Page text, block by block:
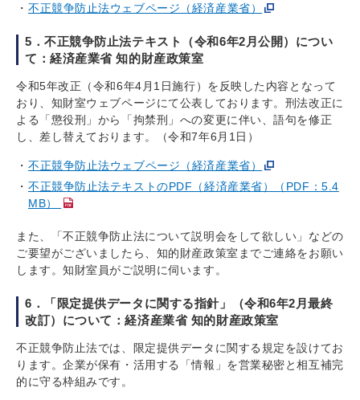
不正競争防止法ウェブページ（経済産業省）
5．不正競争防止法テキスト（令和6年2月公開）につい
て：経済産業省 知的財産政策室
令和5年改正（令和6年4月1日施行）を反映した内容となって
おり、知財室ウェブページにて公表しております。刑法改正に
よる「懲役刑」から「拘禁刑」への変更に伴い、語句を修正
し、差し替えております。（令和7年6月1日）
不正競争防止法ウェブページ（経済産業省）
不正競争防止法テキストのPDF（経済産業省）（PDF：5.4
MB）
また、「不正競争防止法について説明会をして欲しい」などの
ご要望がございましたら、知的財産政策室までご連絡をお願い
します。知財室員がご説明に伺います。
6．「限定提供データに関する指針」（令和6年2月最終
改訂）について：経済産業省 知的財産政策室
不正競争防止法では、限定提供データに関する規定を設けてお
ります。企業が保有・活用する「情報」を営業秘密と相互補完
的に守る枠組みです。